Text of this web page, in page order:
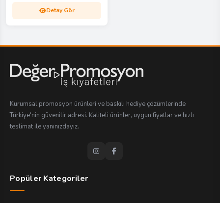
Detay Gör
Kurumsal promosyon ürünleri ve baskılı hediye çözümlerinde
Türkiye'nin güvenilir adresi. Kaliteli ürünler, uygun fiyatlar ve hızlı
teslimat ile yanınızdayız.
Popüler Kategoriler